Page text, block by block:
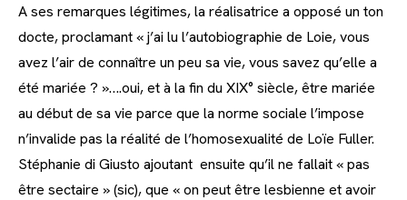
A ses remarques légitimes, la réalisatrice a opposé un ton
docte, proclamant « j’ai lu l’autobiographie de Loie, vous
avez l’air de connaître un peu sa vie, vous savez qu’elle a
été mariée ? »….oui, et à la fin du XIX° siècle, être mariée
au début de sa vie parce que la norme sociale l’impose
n’invalide pas la réalité de l’homosexualité de Loïe Fuller.
Stéphanie di Giusto ajoutant ensuite qu’il ne fallait « pas
être sectaire » (sic), que « on peut être lesbienne et avoir